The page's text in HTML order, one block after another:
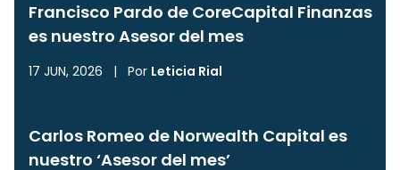
Francisco Pardo de CoreCapital Finanzas
es nuestro Asesor del mes
17 JUN, 2026 | Por Leticia Rial
Carlos Romeo de Norwealth Capital es
nuestro ‘Asesor del mes’